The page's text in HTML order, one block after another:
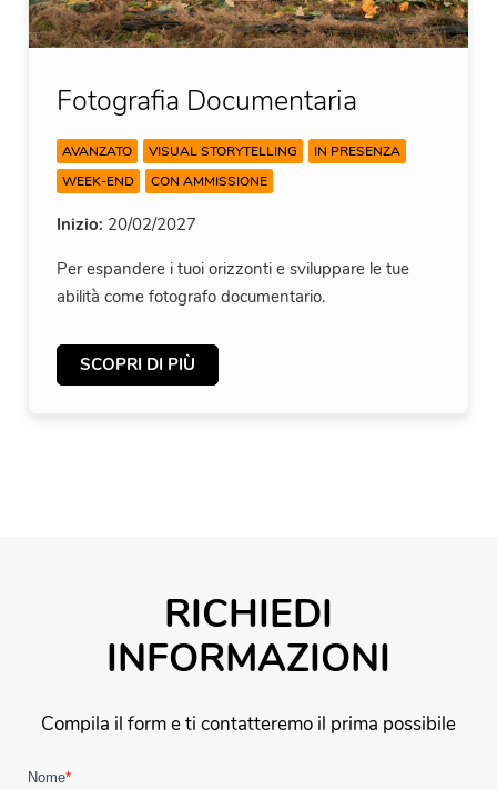
Fotografia Documentaria
AVANZATO VISUAL STORYTELLING
IN PRESENZA
WEEK-END
CON AMMISSIONE
Inizio: 20/02/2027
Per espandere i tuoi orizzonti e sviluppare le tue
abilità come fotografo documentario.
SCOPRI DI PIÙ
RICHIEDI
INFORMAZIONI
Compila il form e ti contatteremo il prima possibile